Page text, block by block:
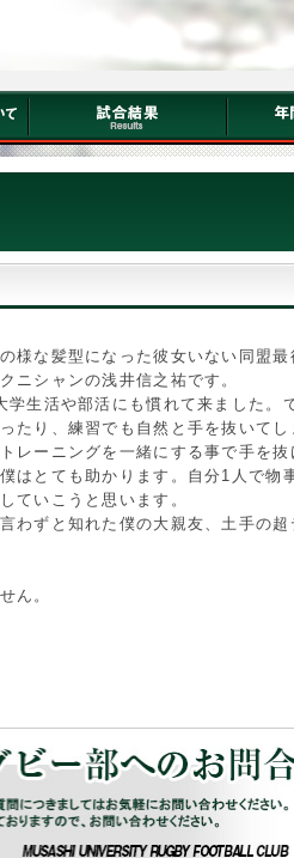
様な髪型になった彼女いない同盟
ニシャンの浅井信之祐です。
学生活や部活にも慣れて来ました。
たり、練習でも自然と手を抜いて
レーニングを一緒にする事で手を
はとても助かります。自分1人で物
ていこうと思います。
わずと知れた僕の大親友、土手の
ん。